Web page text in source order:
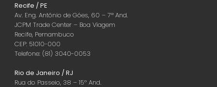
Recife / PE
Av. Eng. Antônio de Góes, 60 – 7ª And.
JCPM Trade Center – Boa Viagem
Recife, Pernambuco
CEP: 51010-000
Telefone: (81) 3040-0053
Rio de Janeiro / RJ
Rua do Passeio, 38 – 15º And.